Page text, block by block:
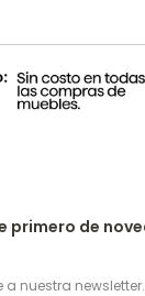
primero de
a nuestra newsletter.